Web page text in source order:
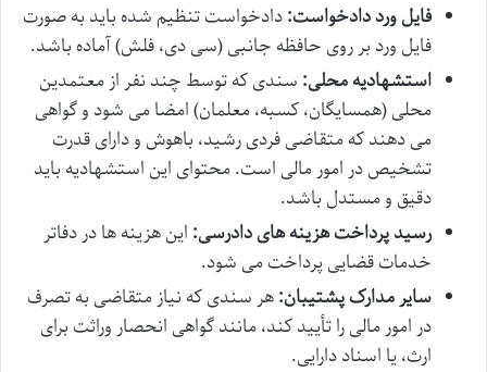
فایل ورد دادخواست:دادخواست تنظیم شده باید به صورت
فایل ورد بر روی حافظه جانبی (سی دی، فلش) آماده باشد.
استشهادیه محلی: سندی که توسط چند نفر از معتمدین
محلی (همسایگان، کسبه، معلمان) امضا می شود و گواهی
می دهند که متقاضی فردی رشید، باهوش و دارای قدرت
تشخیص در امور مالی است. محتوای این استشهادیه باید
دقیق و مستدل باشد.
رسید پرداخت هزینه های دادرسی: این هزینه ها در دفاتر
خدمات قضایی پرداخت می شود.
سایر مدارک پشتیبان:هر سندی که نیاز متقاضی به تصرف
در امور مالی را تأیید کند، مانند گواهی انحصار وراثت برای
ارث، یا اسناد دارایی.